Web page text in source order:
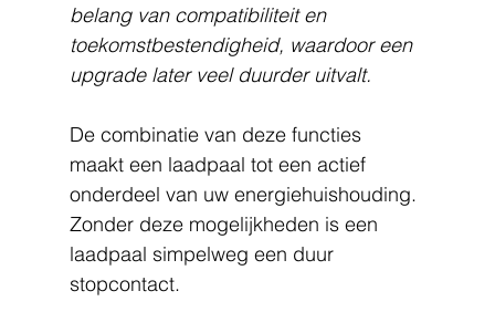
belang van compatibiliteit en
toekomstbestendigheid, waardoor een
upgrade later veel duurder uitvalt.
De combinatie van deze functies
maakt een laadpaal tot een actief
onderdeel van uw energiehuishouding.
Zonder deze mogelijkheden is een
laadpaal simpelweg een duur
stopcontact.